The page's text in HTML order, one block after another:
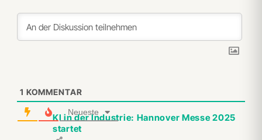
1 KOMMENTAR
Neueste
KI in der Industrie: Hannover Messe 2025
startet